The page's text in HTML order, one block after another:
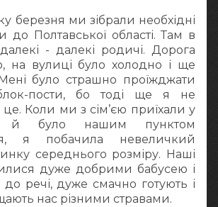
березня ми зібрали необхідні
до Полтавської області. Там в
- далекі родичі. Дорога
на вулиці було холодно і ще
було страшно проїжджати
пости, бо тоді ще я не
це. Коли ми з сім’єю приїхали у
й було нашим пунктом
я побачила невеличкий
середнього розміру. Наші
дуже добрими бабусею і
до речі, дуже смачно готують і
нас різними стравами.